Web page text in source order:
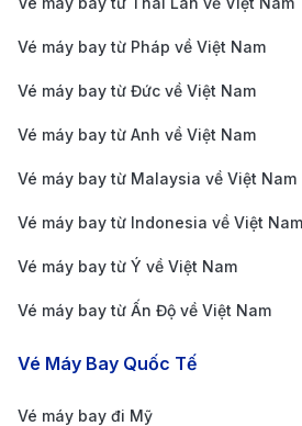
Quốc tế Denver
thành phố
Xe buýt (Public Bus): Hành
các chuyến xe buýt công
Denver để di chuyển về trung
chuyến xe buýt được vận
Taxi : Là phương tiện di
Vé máy bay từ Pháp về Việt Nam
Vé máy bay từ Đức về Việt Nam
Vé máy bay từ Anh về Việt Nam
Vé máy bay từ Malaysia về Việt Nam
Vé máy bay từ Indonesia về Việt Nam
Vé máy bay từ Ý về Việt Nam
Vé máy bay từ Ấn Độ về Việt Nam
Vé Máy Bay Quốc Tế
Vé máy bay đi Mỹ